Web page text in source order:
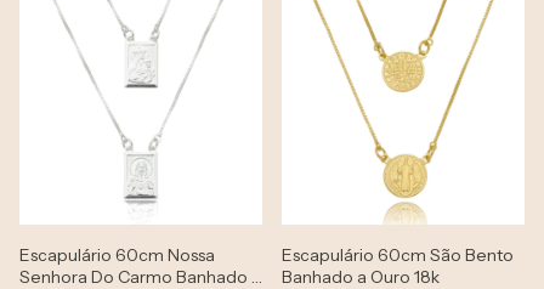
Escapulário 60cm Nossa
Senhora Do Carmo Banhado a
Escapulário 60cm São Bento
Banhado a Ouro 18k